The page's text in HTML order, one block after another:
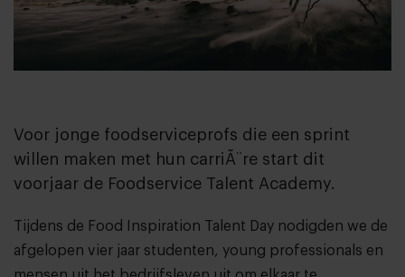
Voor jonge foodserviceprofs die een sprint
willen maken met hun carriÃ¨re start dit
voorjaar de Foodservice Talent Academy.
Tijdens de Food Inspiration Talent Day nodigden we de
afgelopen vier jaar studenten, young professionals en